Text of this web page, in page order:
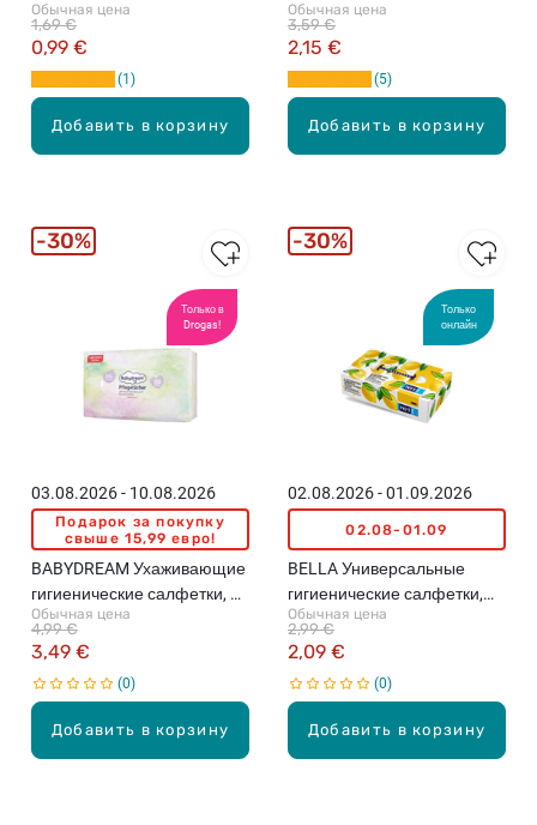
Добавить в корзину
Обычная цена
0,99 €
1,69 €
1
Добавить в корзину
слоя, 100шт. (различные
цвета)
Обычная цена
2,15 €
3,59 €
5
Только в
Drogas!
Добавить в корзину
03.08.2026 - 10.08.2026
Подарок за покупку
свыше 15,99 евро!
BABYDREAM Ухаживающие
гигиенические салфетки, 3
слоя, 180шт. (различные
цвета)
Обычная цена
3,49 €
4,99 €
0
30%
Только
онлайн
Добавить в корзину
02.08.2026 - 01.09.2026
02.08-01.09
BELLA Универсальные
гигиенические салфетки,
двухслойные, Lemon,
150шт.
Обычная цена
2,09 €
2,99 €
0
30%